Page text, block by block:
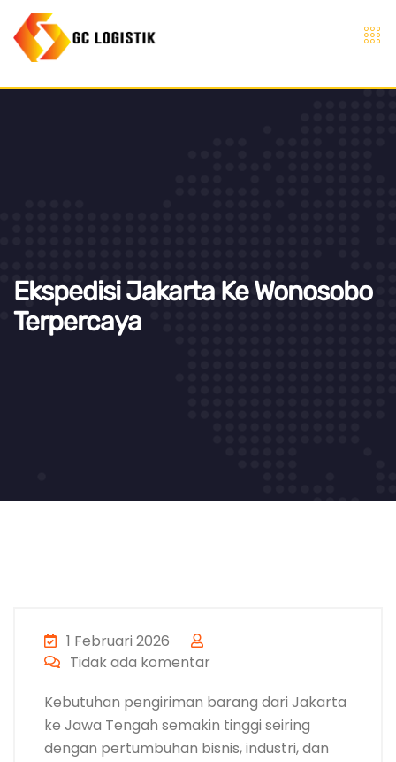
Ekspedisi Jakarta Ke Wonosobo
Terpercaya
1 Februari 2026
Tidak ada komentar
Kebutuhan pengiriman barang dari Jakarta
ke Jawa Tengah semakin tinggi seiring
dengan pertumbuhan bisnis, industri, dan